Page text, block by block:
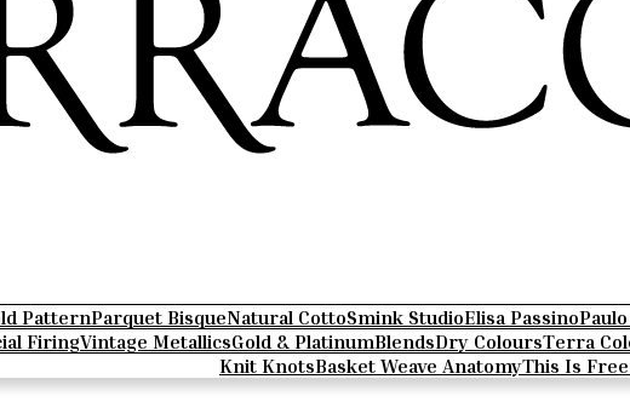
PatternParquet BisqueNatural CottoSmink StudioElisa Passino
FiringVintage MetallicsGold & PlatinumBlendsDry ColoursTerra
Knit KnotsBasket Weave AnatomyThis Is